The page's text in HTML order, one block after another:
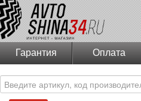
Гарантия Оплата